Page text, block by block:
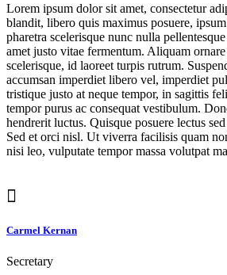
Lorem ipsum dolor sit amet, consectetur
blandit, libero quis maximus posuere,
pharetra scelerisque nunc nulla
amet justo vitae fermentum. Aliquam
scelerisque, id laoreet turpis rutrum.
accumsan imperdiet libero vel, imperdiet
tristique justo at neque tempor, in sagittis
tempor purus ac consequat vestibulum.
hendrerit luctus. Quisque posuere lectus
Sed et orci nisl. Ut viverra facilisis quam
nisi leo, vulputate tempor massa volutpat
Carmel Kernan
Secretary